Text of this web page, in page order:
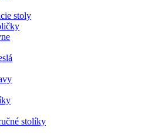
stoly
stolíky